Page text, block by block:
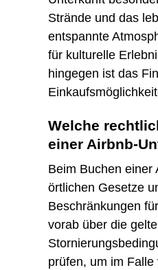
Strände und das
entspannte
für kulturelle
hingegen ist das
Welche
einer Airbnb-
Beim Buchen einer
örtlichen Gesetze
Beschränkungen
vorab über die
prüfen, um im